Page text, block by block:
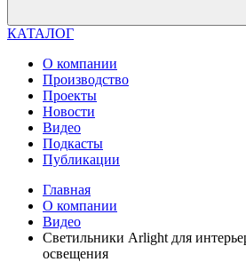
КАТАЛОГ
О компании
Производство
Проекты
Новости
Видео
Подкасты
Публикации
Главная
О компании
Видео
Светильники Arlight для
освещения